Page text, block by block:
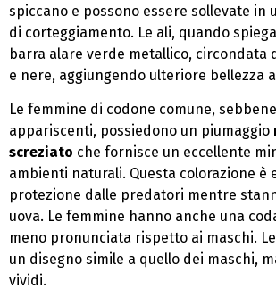
spiccano e possono essere sollevate in
di corteggiamento. Le ali, quando
barra alare verde metallico, circondata
e nere, aggiungendo ulteriore bellezza
Le femmine di codone comune,
appariscenti, possiedono un piumaggio
screziato che fornisce un eccellente
ambienti naturali. Questa colorazione è
protezione dalle predatori mentre
uova. Le femmine hanno anche una
meno pronunciata rispetto ai maschi.
un disegno simile a quello dei maschi,
vividi.